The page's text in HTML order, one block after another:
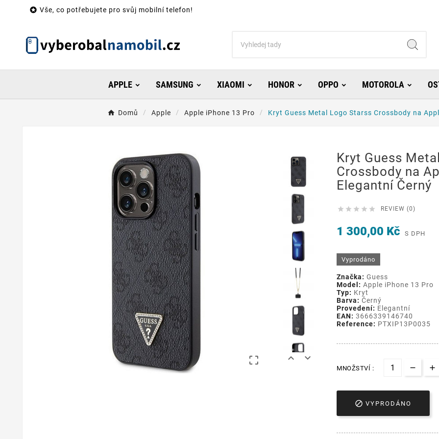
 Vše, co potřebujete pro svůj mobilní telefon!
APPLE SAMSUNG XIAOMI HONOR OPPO MOTOROLA
Domů Apple Apple iPhone 13 Pro Kryt Guess Metal Logo Starss Crossbody na
  
Kryt Guess
Crossbody na
Elegantní Černý
     REVIEW (0)
1 300,00 Kč S DPH
Vyprodáno
Značka: Guess
Model: Apple iPhone 13 Pro
Typ: Kryt
Barva: Černý
Provedení: Elegantní
EAN: 3666339146740
Reference: PTXIP13P0035
MNOŽSTVÍ :
 VYPRODÁNO